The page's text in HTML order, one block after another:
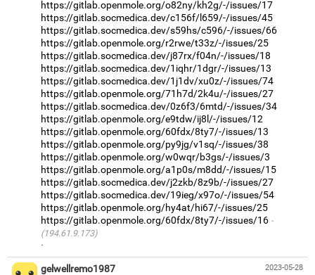
https://gitlab.openmole.org/o82ny/kh2g/-/issues/17
https://gitlab.socmedica.dev/c156f/l659/-/issues/45
https://gitlab.socmedica.dev/s59hs/c596/-/issues/66
https://gitlab.openmole.org/r2rwe/t33z/-/issues/25
https://gitlab.socmedica.dev/j87rx/f04n/-/issues/18
https://gitlab.socmedica.dev/1iqhr/1dgr/-/issues/13
https://gitlab.socmedica.dev/1j1dv/xu0z/-/issues/74
https://gitlab.openmole.org/71h7d/2k4u/-/issues/27
https://gitlab.socmedica.dev/0z6f3/6mtd/-/issues/34
https://gitlab.openmole.org/e9tdw/ij8l/-/issues/12
https://gitlab.openmole.org/60fdx/8ty7/-/issues/13
https://gitlab.openmole.org/py9jg/v1sq/-/issues/38
https://gitlab.openmole.org/w0wqr/b3gs/-/issues/3
https://gitlab.openmole.org/a1p0s/m8dd/-/issues/15
https://gitlab.socmedica.dev/j2zkb/8z9b/-/issues/27
https://gitlab.socmedica.dev/19ieg/x97o/-/issues/54
https://gitlab.openmole.org/hy4at/hi67/-/issues/25
https://gitlab.openmole.org/60fdx/8ty7/-/issues/16
(194.61.9.173)
·
2023-05-28
gelwellremo1987